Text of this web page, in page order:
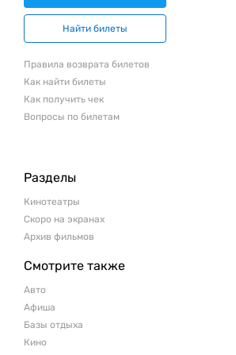
Найти билеты
Правила возврата билетов
Как найти билеты
Как получить чек
Вопросы по билетам
Разделы
Кинотеатры
Скоро на экранах
Архив фильмов
Смотрите также
Авто
Афиша
Базы отдыха
Кино